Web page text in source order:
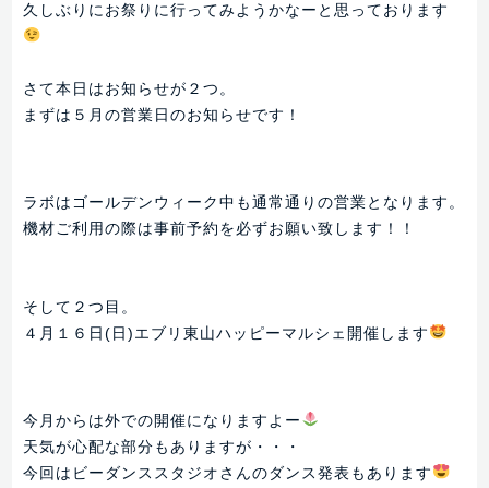
久しぶりにお祭りに行ってみようかなーと思っております
さて本日はお知らせが２つ。
まずは５月の営業日のお知らせです！
ラボはゴールデンウィーク中も通常通りの営業となります。
機材ご利用の際は事前予約を必ずお願い致します！！
そして２つ目。
４月１６日(日)エブリ東山ハッピーマルシェ開催します
今月からは外での開催になりますよー
天気が心配な部分もありますが・・・
今回はビーダンススタジオさんのダンス発表もあります